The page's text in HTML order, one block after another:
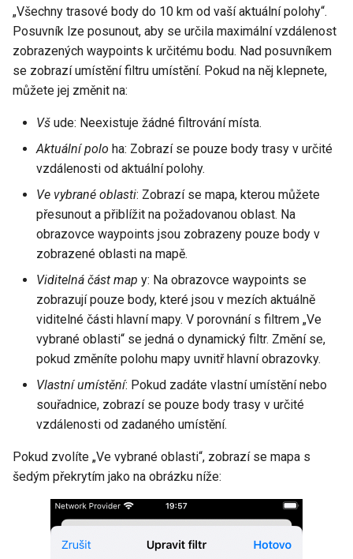
„Všechny trasové body do 10 km od vaší aktuální polohy“.
Posuvník lze posunout, aby se určila maximální vzdálenost
zobrazených waypoints k určitému bodu. Nad posuvníkem
se zobrazí umístění filtru umístění. Pokud na něj klepnete,
můžete jej změnit na:
Vš ude: Neexistuje žádné filtrování místa.
Aktuální polo ha: Zobrazí se pouze body trasy v určité
vzdálenosti od aktuální polohy.
Ve vybrané oblasti: Zobrazí se mapa, kterou můžete
přesunout a přiblížit na požadovanou oblast. Na
obrazovce waypoints jsou zobrazeny pouze body v
zobrazené oblasti na mapě.
Viditelná část map y: Na obrazovce waypoints se
zobrazují pouze body, které jsou v mezích aktuálně
viditelné části hlavní mapy. V porovnání s filtrem „Ve
vybrané oblasti“ se jedná o dynamický filtr. Změní se,
pokud změníte polohu mapy uvnitř hlavní obrazovky.
Vlastní umístění: Pokud zadáte vlastní umístění nebo
souřadnice, zobrazí se pouze body trasy v určité
vzdálenosti od zadaného umístění.
Pokud zvolíte „Ve vybrané oblasti“, zobrazí se mapa s
šedým překrytím jako na obrázku níže: